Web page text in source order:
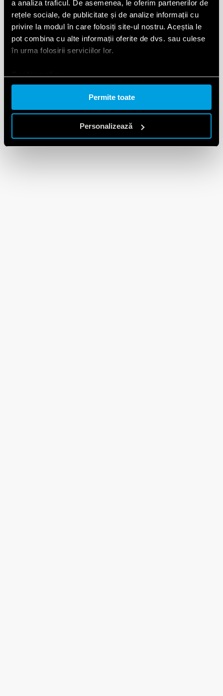
a analiza traficul. De asemenea, le oferim partenerilor de
rețele sociale, de publicitate și de analize informații cu
privire la modul în care folosiți site-ul nostru. Aceștia le
pot combina cu alte informații oferite de dvs. sau culese
în urma folosirii serviciilor lor.
Permite toate
Personalizează